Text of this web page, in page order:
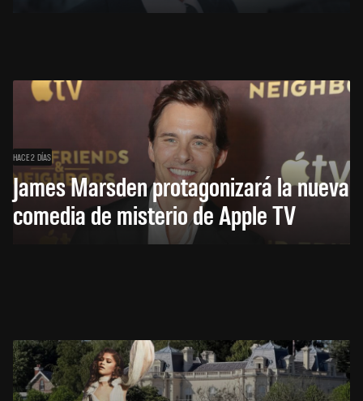
HACE 2 DÍAS
James Marsden protagonizará la nueva
comedia de misterio de Apple TV